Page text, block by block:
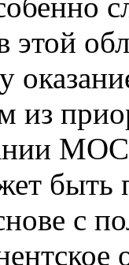
этой
из
быть
с